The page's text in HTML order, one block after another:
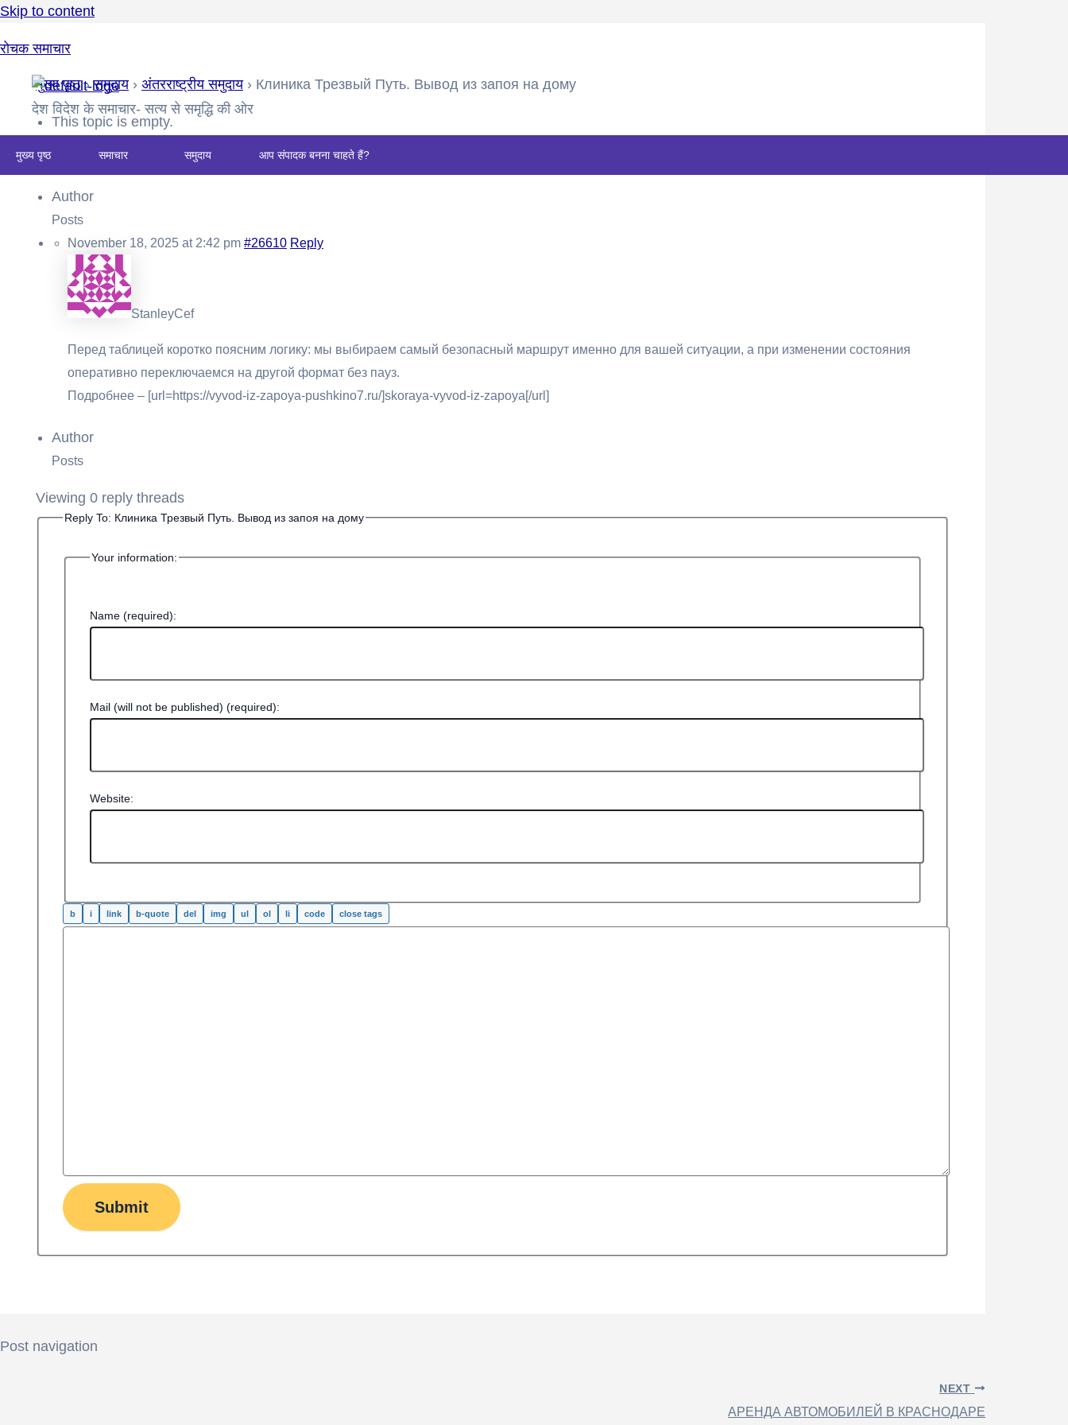
Skip to content
रोचक समाचार
देश विदेश के समाचार- सत्य से समृद्धि की ओर
मुख्य पृष्ठ समाचार समुदाय आप संपादक बनना चाहते हैं?
मुख्य पृष्ठ › समुदाय › अंतरराष्ट्रीय समुदाय › Клиника Трезвый Путь. Вывод из запоя на дому
This topic is empty.
Viewing 0 reply threads
Author
Posts
November 18, 2025 at 2:42 pm #26610 Reply
StanleyCef
Перед таблицей коротко поясним логику: мы выбираем самый безопасный маршрут именно для вашей ситуации, а при изменении состояния
оперативно переключаемся на другой формат без пауз.
Подробнее – [url=https://vyvod-iz-zapoya-pushkino7.ru/]skoraya-vyvod-iz-zapoya[/url]
Author
Posts
Viewing 0 reply threads
Reply To: Клиника Трезвый Путь. Вывод из запоя на дому
Your information:
Name (required):
Mail (will not be published) (required):
Website:
Submit
Post navigation
NEXT
АРЕНДА АВТОМОБИЛЕЙ В КРАСНОДАРЕ